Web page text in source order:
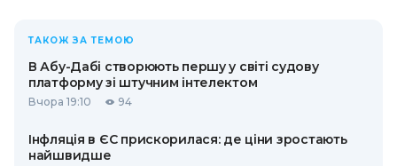
ТАКОЖ ЗА ТЕМОЮ
В Абу-Дабі створюють першу у світі судову
платформу зі штучним інтелектом
Вчора 19:10 94
Інфляція в ЄС прискорилася: де ціни зростають
найшвидше